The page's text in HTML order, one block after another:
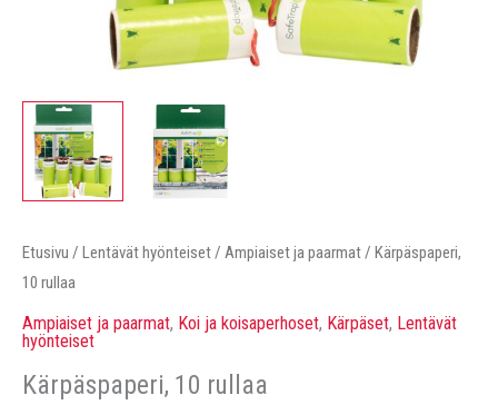
Etusivu / Lentävät hyönteiset/ Ampiaiset ja paarmat/ Kärpäspaperi,
10 rullaa
Ampiaiset ja paarmat, Koi ja koisaperhoset, Kärpäset, Lentävät
hyönteiset
Kärpäspaperi, 10 rullaa